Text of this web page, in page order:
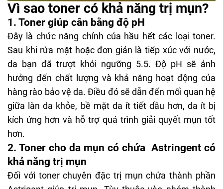
Vì sao toner có khả năng trị mụn?
1. Toner giúp cân bằng độ pH
Đây là chức năng chính của hầu hết các loại toner.
Sau khi rửa mặt hoặc đơn giản là tiếp xúc với nước,
da bạn đã trượt khỏi ngưỡng 5.5. Độ pH sẽ ảnh
hưởng đến chất lượng và khả năng hoạt động của
hàng rào bảo vệ da. Điều đó sẽ dẫn đến mối quan hệ
giữa làn da khỏe, bề mặt da ít tiết dầu hơn, da ít bị
kích ứng hơn và hỗ trợ quá trình giải quyết mụn tốt
hơn.
2. Toner cho da mụn có chứa Astringent có
khả năng trị mụn
Đối với toner chuyên đặc trị mụn chứa thành phần